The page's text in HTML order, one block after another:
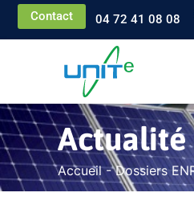
Contact 04 72 41 08 08
Actualité
Accueil-Dossiers